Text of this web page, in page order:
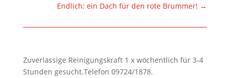
Endlich: ein Dach für den rote Brummer! →
Zuverlässige Reinigungskraft 1 x wöchentlich für 3-4
Stunden gesucht.Telefon 09724/1878.